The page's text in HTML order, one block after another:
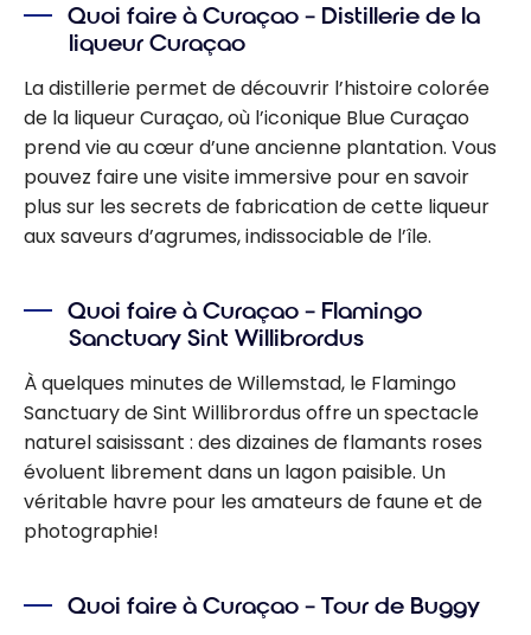
Quoi faire à Curaçao – Distillerie de la
liqueur Curaçao
La distillerie permet de découvrir l’histoire colorée
de la liqueur Curaçao, où l’iconique Blue Curaçao
prend vie au cœur d’une ancienne plantation. Vous
pouvez faire une visite immersive pour en savoir
plus sur les secrets de fabrication de cette liqueur
aux saveurs d’agrumes, indissociable de l’île.
Quoi faire à Curaçao – Flamingo
Sanctuary Sint Willibrordus
À quelques minutes de Willemstad, le Flamingo
Sanctuary de Sint Willibrordus offre un spectacle
naturel saisissant : des dizaines de flamants roses
évoluent librement dans un lagon paisible. Un
véritable havre pour les amateurs de faune et de
photographie!
Quoi faire à Curaçao – Tour de Buggy